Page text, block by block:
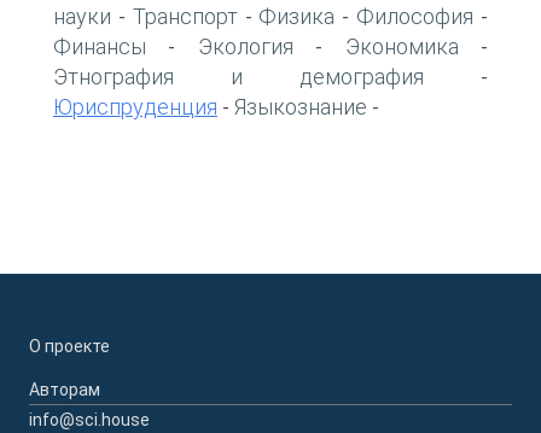
науки - Транспорт- Физика - Философия -
Финансы - Экология - Экономика -
Этнография и демография -
Юриспруденция - Языкознание -
О проекте
Авторам
info@sci.house